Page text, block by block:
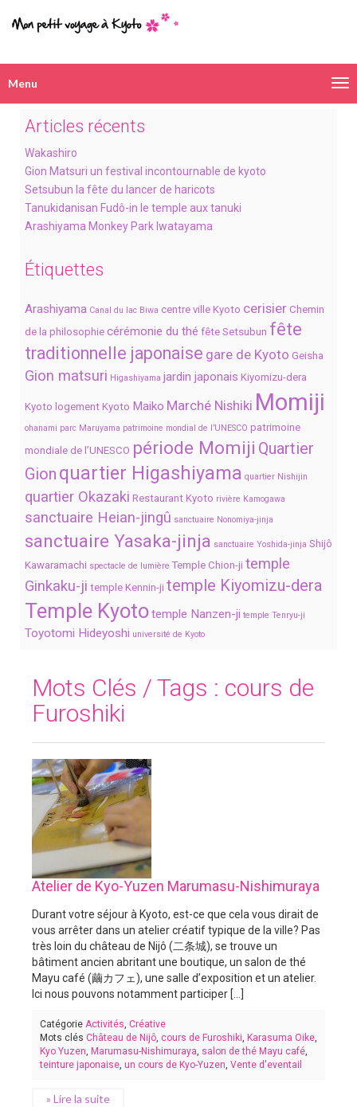
Menu
Articles récents
Wakashiro
Gion Matsuri un festival incontournable de kyoto
Setsubun la fête du lancer de haricots
Tanukidanisan Fudô-in le temple aux tanuki
Arashiyama Monkey Park Iwatayama
Étiquettes
Arashiyama Canal du lac Biwa centre ville Kyoto cerisier Chemin
de la philosophie cérémonie du thé fête Setsubun fête
traditionnelle japonaise gare de Kyoto Geisha
Gion matsuri Higashiyama jardin japonais Kiyomizu-dera
Kyoto logement Kyoto Maiko Marché Nishiki Momiji
ohanami parc Maruyama patrimoine mondial de l’UNESCO patrimoine
mondiale de l’UNESCO période Momiji Quartier
Gion quartier Higashiyama quartier Nishijin
quartier Okazaki Restaurant Kyoto rivière Kamogawa
sanctuaire Heian-jingû sanctuaire Nonomiya-jinja
sanctuaire Yasaka-jinja sanctuaire Yoshida-jinja Shijô
Kawaramachi spectacle de lumière Temple Chion-ji temple
Ginkaku-ji temple Kennin-ji temple Kiyomizu-dera
Temple Kyototemple Nanzen-ji temple Tenryu-ji
Toyotomi Hideyoshi université de Kyoto
Mots Clés / Tags : cours de
Furoshiki
Atelier de Kyo-Yuzen Marumasu-Nishimuraya
Durant votre séjour à Kyoto, est-ce que cela vous dirait de
vous arrêter dans un atelier créatif typique de la ville? Pas
très loin du château de Nijô (二条城), se trouve un
bâtiment ancien abritant une boutique, un salon de thé
Mayu café (繭カフェ), une salle d’exposition et un atelier.
Ici nous pouvons notamment participer [...]
Catégorie Activités, Créative
Mots clés Château de Nijô, cours de Furoshiki, Karasuma Oike,
Kyo Yuzen, Marumasu-Nishimuraya, salon de thé Mayu café,
teinture japonaise, un cours de Kyo-Yuzen, Vente d'eventail
» Lire la suite